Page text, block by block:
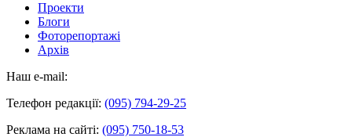
Проекти
Блоги
Фоторепортажі
Архів
Наш e-mail:
Телефон редакції: (095) 794-29-25
Реклама на сайті: (095) 750-18-53